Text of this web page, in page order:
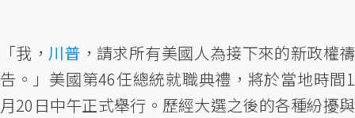
「我， 川普 ，請求所有美國人為接下來的新政權禱
告。」美國第46任總統就職典禮，將於當地時間1
月20日中午正式舉行。歷經大選之後的各種紛擾與